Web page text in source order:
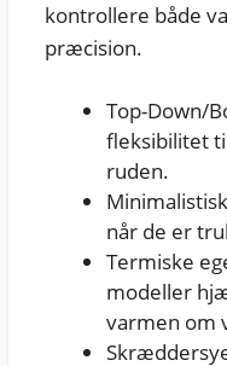
kontrollere både
præcision.
Top-Down/
fleksibilitet
ruden.
når de er
Termiske
modeller
varmen om